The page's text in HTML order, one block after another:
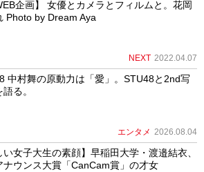
企画】 女優とカメラとフィルムと。花岡
Photo by Dream Aya
NEXT 2022.04.07
中村舞の原動力は「愛」。STU48と2nd写
る。
エンタメ 2026.08.04
い女子大生の素顔】早稲田大学・渡邉結衣、
ナウンス大賞「CanCam賞」の才女